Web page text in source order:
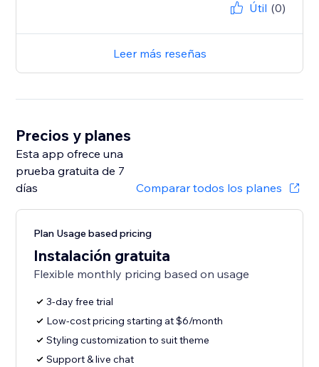
Útil (0)
Leer más reseñas
Precios y planes
Esta app ofrece una
prueba gratuita de 7
días
Comparar todos los planes
Plan Usage based pricing
Instalación gratuita
Flexible monthly pricing based on usage
3-day free trial
Low-cost pricing starting at $6/month
Styling customization to suit theme
Support & live chat